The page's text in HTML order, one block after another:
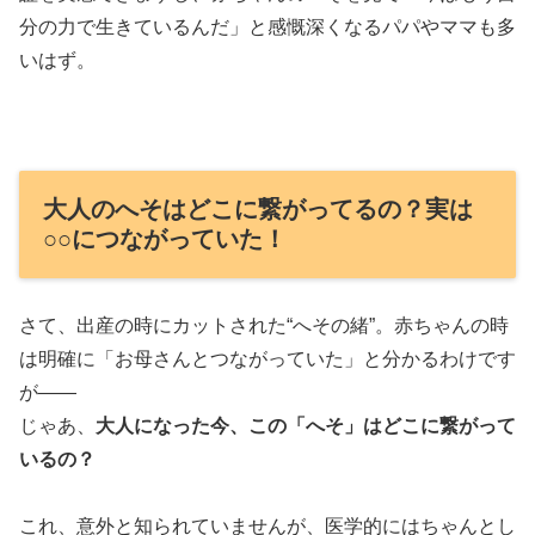
分の力で生きているんだ」と感慨深くなるパパやママも多
いはず。
大人のへそはどこに繋がってるの？実は
○○につながっていた！
さて、出産の時にカットされた“へその緒”。赤ちゃんの時
は明確に「お母さんとつながっていた」と分かるわけです
が――
じゃあ、 大人になった今、この「へそ」はどこに繋がって
いるの？
これ、意外と知られていませんが、医学的にはちゃんとし